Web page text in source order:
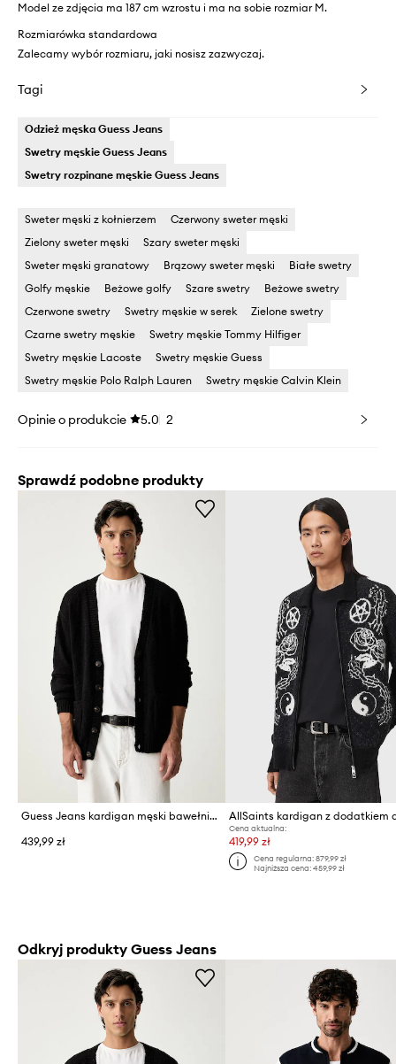
Model ze zdjęcia ma 187 cm wzrostu i ma na sobie rozmiar M.
Rozmiarówka standardowa
Zalecamy wybór rozmiaru, jaki nosisz zazwyczaj.
Tagi
Odzież męska Guess Jeans
Swetry męskie Guess Jeans
Swetry rozpinane męskie Guess Jeans
Sweter męski z kołnierzem
Czerwony sweter męski
Zielony sweter męski
Szary sweter męski
Sweter męski granatowy
Brązowy sweter męski
Białe swetry
Golfy męskie
Beżowe golfy Szare swetry
Beżowe swetry
Czerwone swetry
Swetry męskie w serek
Zielone swetry
Czarne swetry męskie
Swetry męskie Tommy Hilfiger
Swetry męskie Lacoste
Swetry męskie Guess
Swetry męskie Polo Ralph Lauren
Swetry męskie Calvin Klein
Opinie o produkcie 5.0 2
Sprawdź podobne produkty
Guess Jeans kardigan męski bawełniany
439,99 zł
AllSaints kardigan z dodatkiem
Cena aktualna:
419,99 zł
Cena regularna: 879,99 zł
Najniższa cena: 459,99 zł
Odkryj produkty Guess Jeans